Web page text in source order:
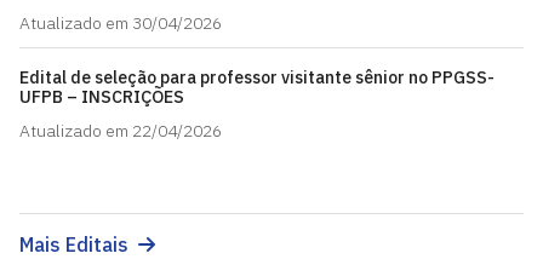
Atualizado em 30/04/2026
Edital de seleção para professor visitante sênior no PPGSS-
UFPB – INSCRIÇÕES
Atualizado em 22/04/2026
Mais Editais